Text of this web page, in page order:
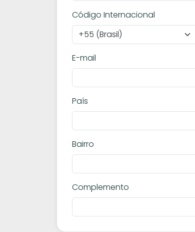
Código Internacional
E-mail
País
Bairro
Complemento